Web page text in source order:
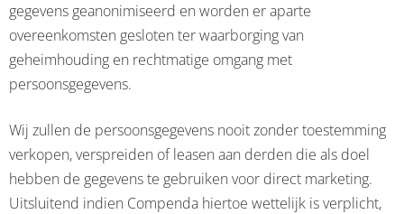
gegevens geanonimiseerd en worden er aparte
overeenkomsten gesloten ter waarborging van
geheimhouding en rechtmatige omgang met
persoonsgegevens.
Wij zullen de persoonsgegevens nooit zonder toestemming
verkopen, verspreiden of leasen aan derden die als doel
hebben de gegevens te gebruiken voor direct marketing.
Uitsluitend indien Compenda hiertoe wettelijk is verplicht,